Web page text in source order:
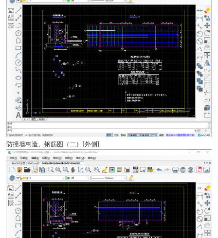
防撞墙构造、钢筋图（二）[外侧]